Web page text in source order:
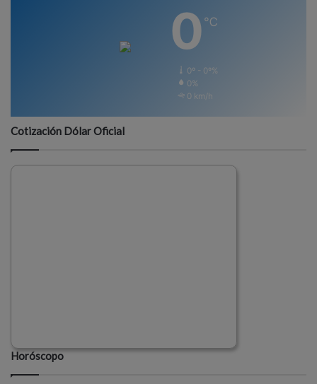
0 ℃
0º - 0º%
0%
0 km/h
Cotización Dólar Oficial
Horóscopo